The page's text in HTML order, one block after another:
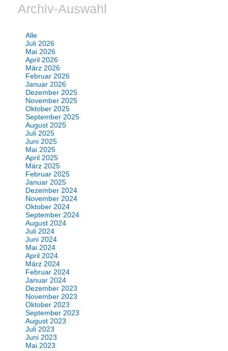
Archiv-Auswahl
Alle
Juli 2026
Mai 2026
April 2026
März 2026
Februar 2026
Januar 2026
Dezember 2025
November 2025
Oktober 2025
September 2025
August 2025
Juli 2025
Juni 2025
Mai 2025
April 2025
März 2025
Februar 2025
Januar 2025
Dezember 2024
November 2024
Oktober 2024
September 2024
August 2024
Juli 2024
Juni 2024
Mai 2024
April 2024
März 2024
Februar 2024
Januar 2024
Dezember 2023
November 2023
Oktober 2023
September 2023
August 2023
Juli 2023
Juni 2023
Mai 2023